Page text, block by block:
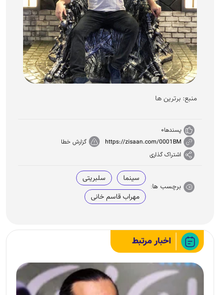
منبع: برترین ها
https://zisaan.com/0001BM گزارش خطا
پسندها0
اشتراک گذاری
برچسب ها:
سینما
سلبریتی
مهراب قاسم خانی
اخبار مرتبط